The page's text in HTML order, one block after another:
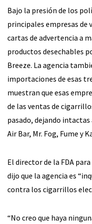
Bajo la presión de los
principales empresas de
cartas de advertencia a
productos desechables
Breeze. La agencia
importaciones de esas
muestran que esas
de las ventas de
pasado, dejando intactas
Air Bar, Mr. Fog, Fume y
El director de la FDA
dijo que la agencia es
contra los cigarrillos
“No creo que haya